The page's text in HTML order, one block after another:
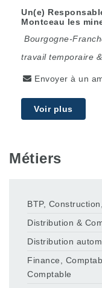
Un(e)
Montceau les
Bourgogne-
travail temporaire
Envoyer à un
Voir plus
Métiers
BTP,
Distribution &
Distribution
Finance,
Comptable